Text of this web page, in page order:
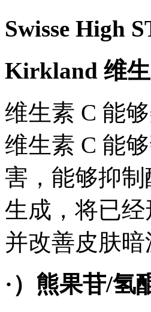
Swisse High
Kirkland 维
维生素 C 能
维生素 C 能
害，能够抑
生成，将已
并改善皮肤暗
·）熊果苷/氢